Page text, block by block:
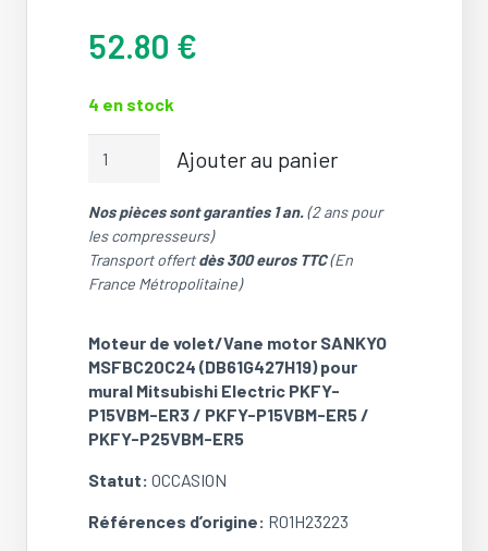
52.80 €
4 en stock
de
volet/Vane
motor
SANKYO
(DB61G427H19)
pour
mural
Mitsubishi
Electric
P15VBM-
/
Ajouter au panier
Nos pièces sont garanties 1 an.(2 ans pour
les compresseurs)
Transport offertdès 300 euros TTC(En
France Métropolitaine)
Moteur de volet/Vane motor SANKYO
MSFBC20C24 (DB61G427H19) pour
mural Mitsubishi Electric PKFY-
P15VBM-ER3 / PKFY-P15VBM-ER5 /
PKFY-P25VBM-ER5
Statut: OCCASION
Références d’origine: R01H23223